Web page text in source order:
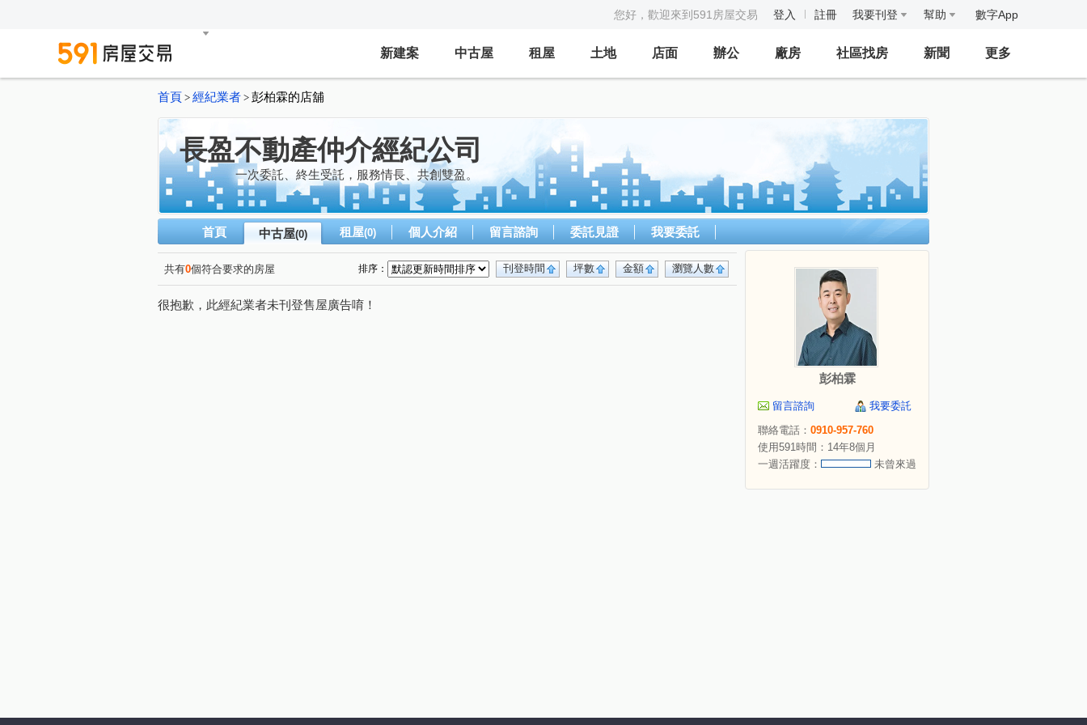
您好，歡迎來到591房屋交易 登入 註冊 我要刊登 幫助 數字App
新建案 中古屋 租屋 土地 店面 辦公 廠房 社區找房 新聞 更多
首頁 > 經紀業者 > 彭柏霖的店舖
長盈不動產仲介經紀公司
一次委託、終生受託，服務情長、共創雙盈。
首頁 中古屋(0) 租屋(0) 個人介紹 留言諮詢 委託見證 我要委託
共有0個符合要求的房屋 瀏覽人數
金額
坪數
刊登時間
排序：
很抱歉，此經紀業者未刊登售屋廣告唷！
彭柏霖
留言諮詢
我要委託
聯絡電話： 0910-957-760
使用591時間：14年8個月
一週活躍度：
未曾來過